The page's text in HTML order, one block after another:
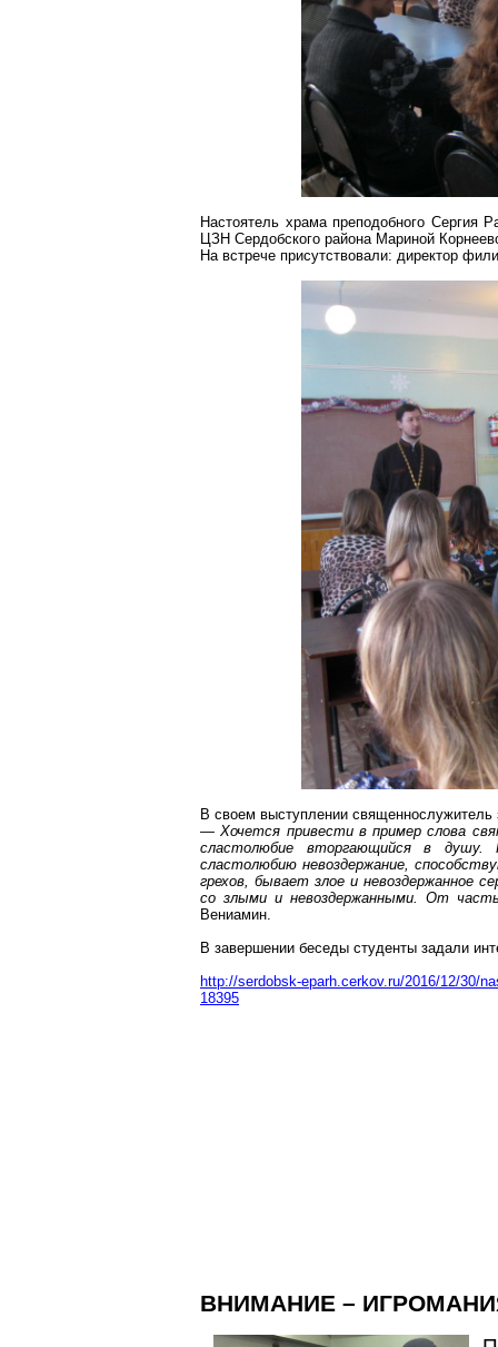
Настоятель храма преподобного Сергия
ЦЗН Сердобского района Мариной
На встрече присутствовали: директор
В своем выступлении
— Хочется привести в пример слова
сластолюбие вторгающийся в душу.
сластолюбию невоздержание,
грехов, бывает злое и невоздержанное
со злыми и невоздержанными. От
Вениамин.
В завершении беседы студенты задали
http://serdobsk-eparh.cerkov.ru/2016/12/30/
18395
ВНИМАНИЕ –